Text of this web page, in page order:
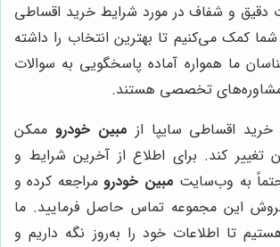
دقیق و شفاف در مورد شرایط خرید اقساطی
کمک می‌کنیم تا بهترین انتخاب را داشته
ما همواره آماده پاسخگویی به سوالات
مشاوره‌های تخصصی هستند.
خرید اقساطی سایپا از مبین خودرو ممکن
کند. برای اطلاع از آخرین شرایط و
به وب‌سایت مبین خودرومراجعه کرده و
فروش این مجموعه تماس حاصل فرمایید. ما
تا اطلاعات خود را به‌روز نگه داریم و